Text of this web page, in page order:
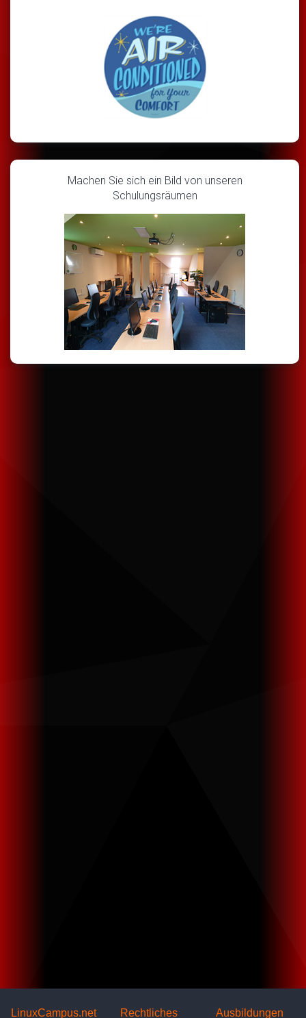
Machen Sie sich ein Bild von unseren
Schulungsräumen
LinuxCampus.net Rechtliches Ausbildungen